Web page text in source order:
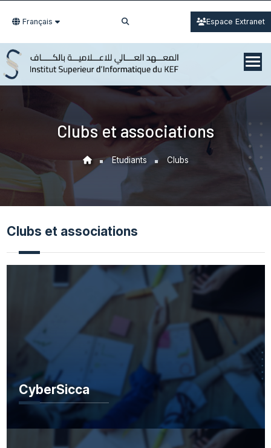
Français Espace Extranet
Clubs et associations
Etudiants Clubs
Clubs et associations
CyberSicca
CyberSicca